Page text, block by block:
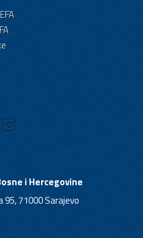
i Hercegovine
95, 71000 Sarajevo